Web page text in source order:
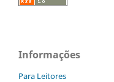
Informações
Para Leitores